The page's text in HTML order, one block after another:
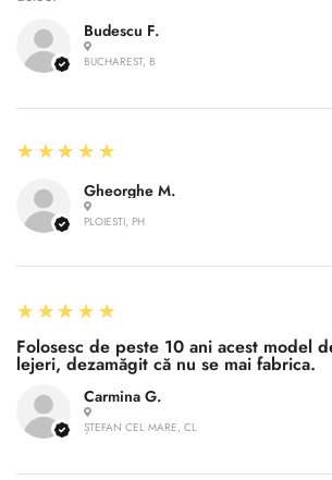
Budescu F.
BUCHAREST, B
Gheorghe M.
PLOIESTI, PH
5
★★★★★
Carmina G.
ȘTEFAN CEL MARE, CL
5
★★★★★
Folosesc de peste 10 ani acest model
lejeri, dezamăgit că nu se mai fabrica.
No, I'm not